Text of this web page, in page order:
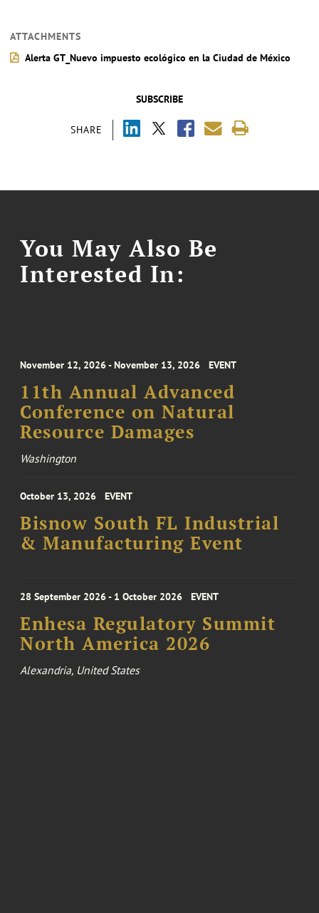
SUBSCRIBE
SHARE
ATTACHMENTS
Alerta GT_Nuevo impuesto ecológico en la Ciudad de México
You May Also Be
Interested In:
November 12, 2026 - November 13, 2026 EVENT
11th Annual Advanced
Conference on Natural
Resource Damages
Washington
October 13, 2026 EVENT
Bisnow South FL Industrial
& Manufacturing Event
28 September 2026 - 1 October 2026 EVENT
Enhesa Regulatory Summit
North America 2026
Alexandria, United States